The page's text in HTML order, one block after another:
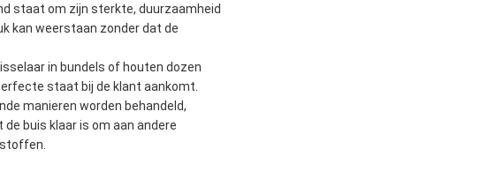
staat om zijn sterkte, duurzaamheid
kan weerstaan zonder dat de
in bundels of houten dozen
staat bij de klant aankomt.
manieren worden behandeld,
buis klaar is om aan andere